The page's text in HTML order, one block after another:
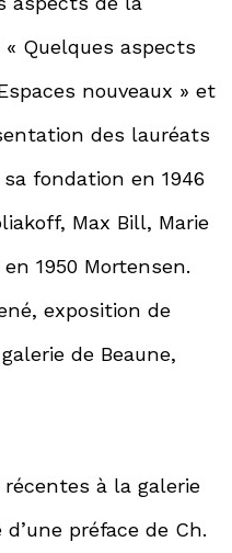
Quelques aspects
nouveaux » et
des lauréats
fondation en 1946
Max Bill, Marie
1950 Mortensen.
exposition de
de Beaune,
récentes à la galerie
préface de Ch.